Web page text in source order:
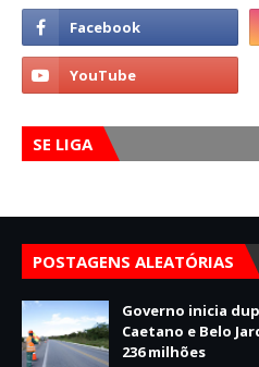
SE LIGA
POSTAGENS ALEATÓRIAS
Governo inicia
Caetano e Belo
236 milhões